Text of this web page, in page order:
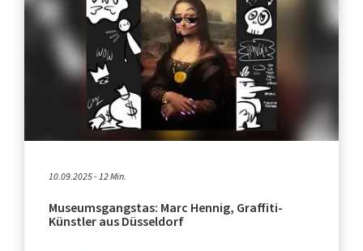
10.09.2025 - 12 Min.
Museumsgangstas: Marc Hennig, Graffiti-
Künstler aus Düsseldorf